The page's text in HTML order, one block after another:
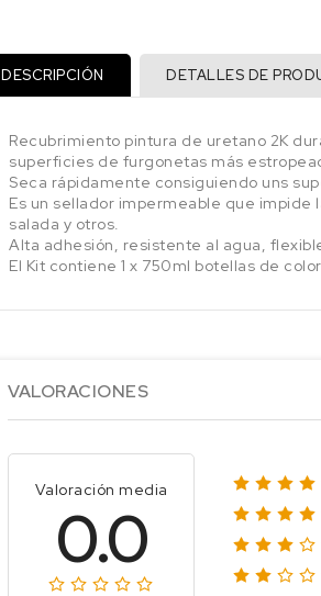
DESCRIPCIÓN DETALLES DE
Recubrimiento pintura de uretano 2K
superficies de furgonetas más
Seca rápidamente consiguiendo uns
Es un sellador impermeable que
salada y otros.
Alta adhesión, resistente al agua,
El Kit contiene 1 x 750ml botellas de
VALORACIONES
Valoración media
0.0